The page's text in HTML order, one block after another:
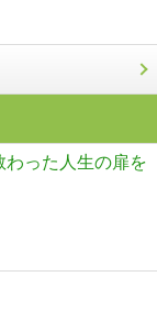
わった人生の扉を